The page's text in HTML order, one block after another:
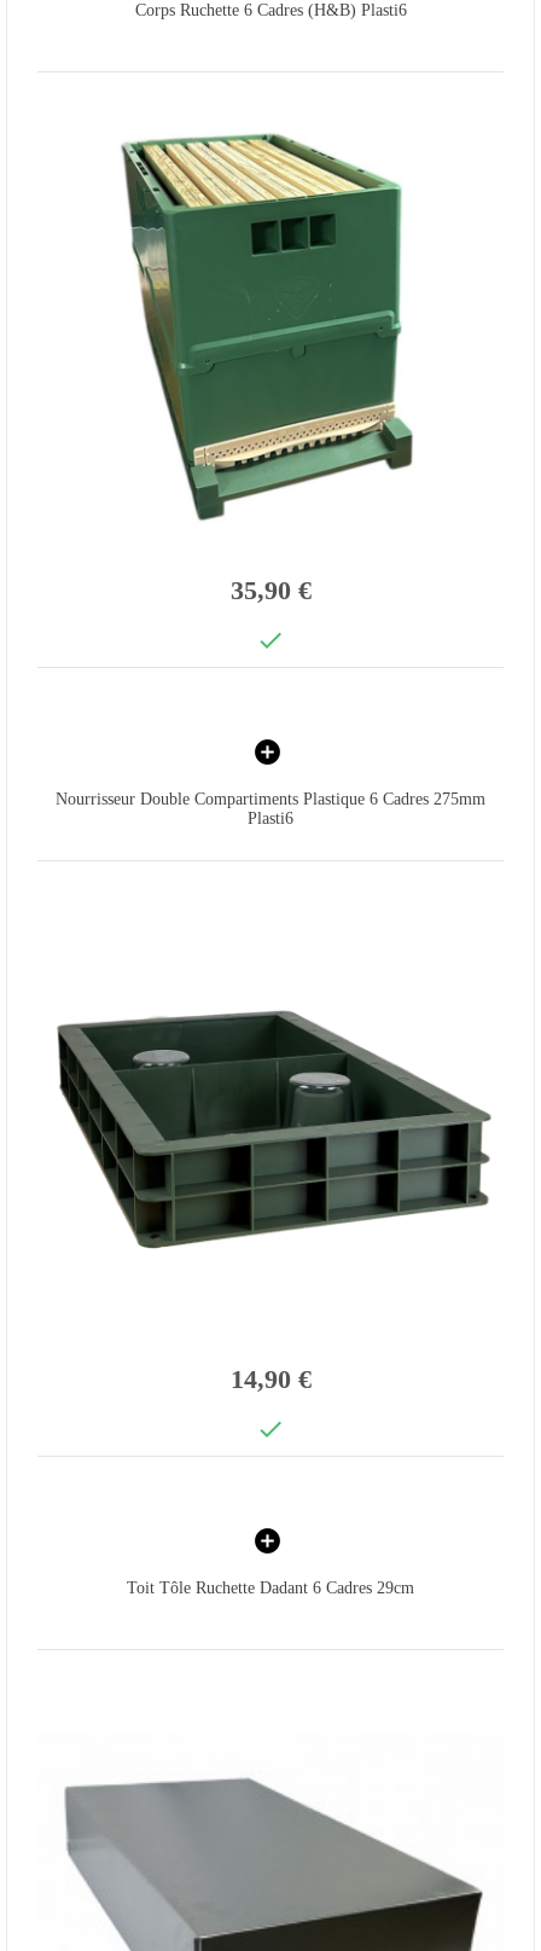
Corps Ruchette 6 Cadres (H&B) Plasti6
35,90 €

Nourrisseur Double Compartiments Plastique 6 Cadres 275mm
Plasti6
14,90 €

Toit Tôle Ruchette Dadant 6 Cadres 29cm